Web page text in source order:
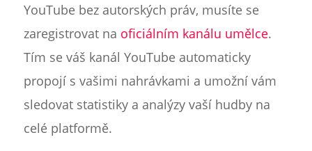
YouTube bez autorských práv, musíte se
zaregistrovat na oficiálním kanálu umělce.
Tím se váš kanál YouTube automaticky
propojí s vašimi nahrávkami a umožní vám
sledovat statistiky a analýzy vaší hudby na
celé platformě.